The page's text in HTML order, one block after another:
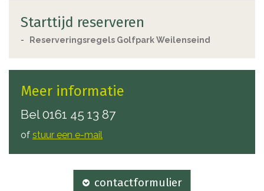
Starttijd reserveren
Reserveringsregels Golfpark Weilenseind
Meer informatie
Bel0161 45 13 87
of stuur een e-mail
contactformulier